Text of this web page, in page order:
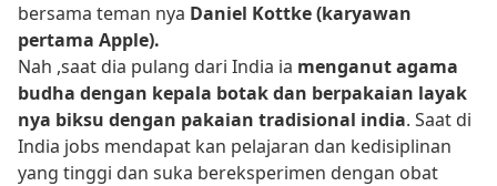
bersama teman nya Daniel Kottke (karyawan
pertama Apple).
Nah ,saat dia pulang dari India ia menganut agama
budha dengan kepala botak dan berpakaian layak
nya biksu dengan pakaian tradisional india. Saat di
India jobs mendapat kan pelajaran dan kedisiplinan
yang tinggi dan suka bereksperimen dengan obat